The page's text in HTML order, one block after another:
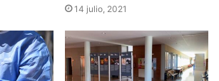
14 julio, 2021